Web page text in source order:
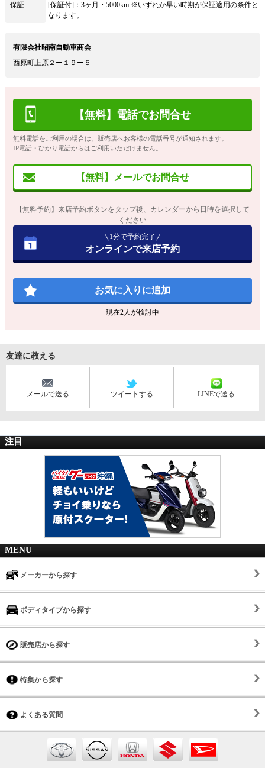
保証
[保証付]：3ヶ月・5000km ※いずれか早い時期が保証適用の条件と
なります。
有限会社昭南自動車商会
西原町上原２ー１９ー５
【無料】電話でお問合せ
無料電話をご利用の場合は、販売店へお客様の電話番号が通知されます。
IP電話・ひかり電話からはご利用いただけません。
【無料】メールでお問合せ
【無料予約】来店予約ボタンをタップ後、カレンダーから日時を選択して
ください
1分で予約完了
オンラインで来店予約
お気に入りに追加
現在2人が検討中
友達に教える
メールで送る ツイートする LINEで送る
注目
MENU
メーカーから探す
ボディタイプから探す
販売店から探す
特集から探す
よくある質問